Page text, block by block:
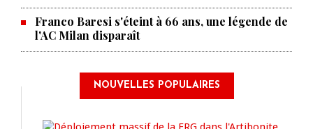
Franco Baresi s'éteint à 66 ans, une légende de
l'AC Milan disparaît
NOUVELLES POPULAIRES